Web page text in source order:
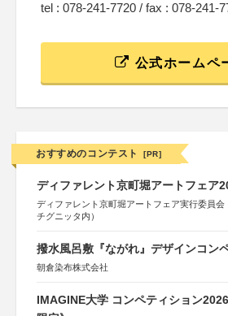
tel : 078-241-7720 / fax : 078-241-
公式ホームペ
おすすめのコンテスト [PR]
ディファレント京町堀アートフェア
ディファレント京町堀アートフェア実行委員会
チグニッタ内）
撥水風呂敷『ながれ』デザインコン
朝倉染布株式会社
IMAGINE大学 コンペティション